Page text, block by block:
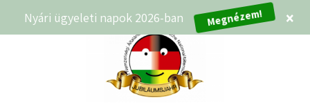
Nyári ügyeleti napok 2026-ban Megnézem! ×